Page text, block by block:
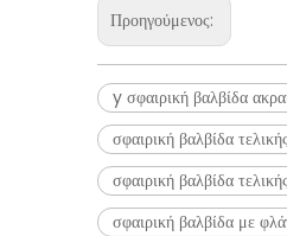
Προηγούμενος:
y σφαιρική βαλβίδα
σφαιρική βαλβίδα
σφαιρική βαλβίδα
σφαιρική βαλβίδα με